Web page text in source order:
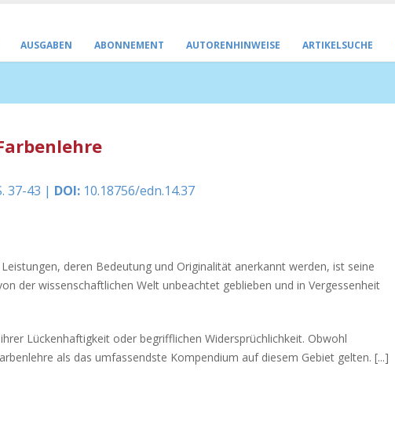
AUSGABEN ABONNEMENT AUTORENHINWEISE ARTIKELSUCHE
37-43 | DOI: 10.18756/edn.14.37
deren Bedeutung und Originalität anerkannt werden, ist seine
der wissenschaftlichen Welt unbeachtet geblieben und in Vergessenheit
Lückenhaftigkeit oder begrifflichen Widersprüchlichkeit. Obwohl
als das umfassendste Kompendium auf diesem Gebiet gelten. [...]